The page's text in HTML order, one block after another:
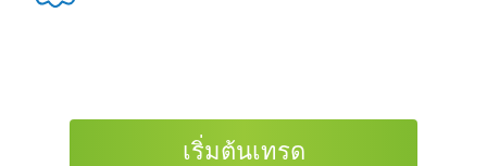
เริ่มต้นเทรด